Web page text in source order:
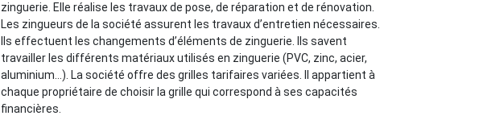
zinguerie. Elle réalise les travaux de pose, de réparation et de rénovation.
Les zingueurs de la société assurent les travaux d’entretien nécessaires.
Ils effectuent les changements d’éléments de zinguerie. Ils savent
travailler les différents matériaux utilisés en zinguerie (PVC, zinc, acier,
aluminium…). La société offre des grilles tarifaires variées. Il appartient à
chaque propriétaire de choisir la grille qui correspond à ses capacités
financières.